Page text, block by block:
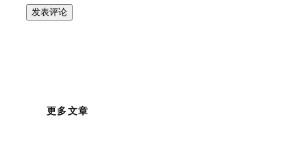
更多文章